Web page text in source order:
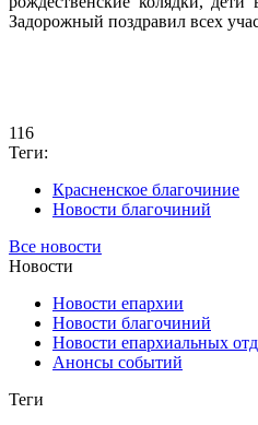
Задорожный поздравил всех
116
Теги:
Красненское благочиние
Новости благочиний
Все новости
Новости
Новости епархии
Новости благочиний
Новости епархиальных
Анонсы событий
Теги